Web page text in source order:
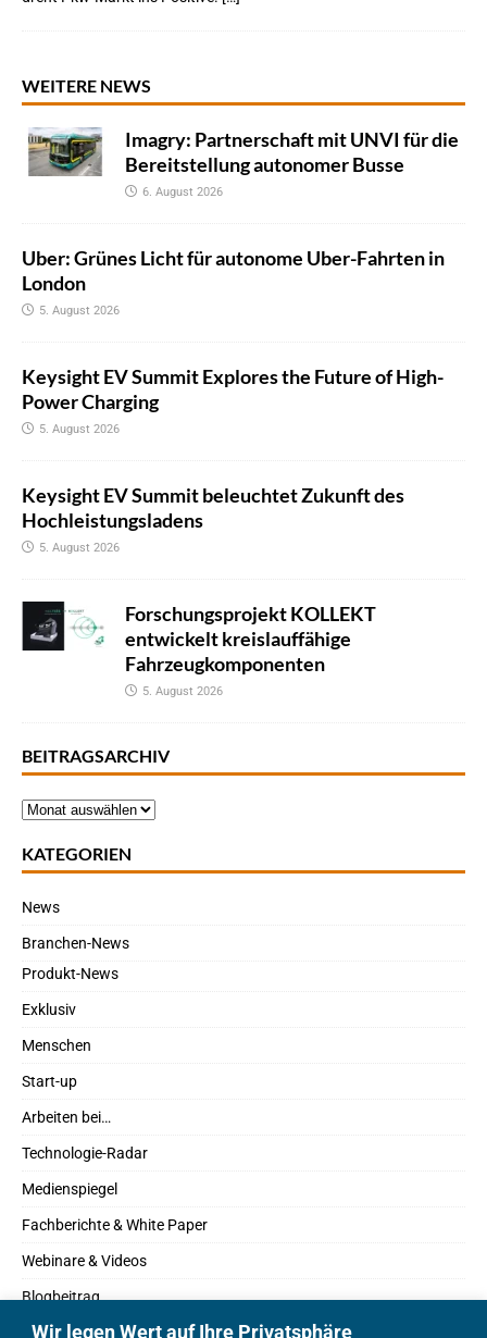
Wir legen Wert auf Ihre Privatsphäre
WEITERE NEWS
Imagry: Partnerschaft mit UNVI für die
Bereitstellung autonomer Busse
6. August 2026
Uber: Grünes Licht für autonome Uber-Fahrten in
London
5. August 2026
Keysight EV Summit Explores the Future of High-
Power Charging
5. August 2026
Keysight EV Summit beleuchtet Zukunft des
Hochleistungsladens
5. August 2026
Forschungsprojekt KOLLEKT
entwickelt kreislauffähige
Fahrzeugkomponenten
5. August 2026
BEITRAGSARCHIV
KATEGORIEN
News
Branchen-News
Produkt-News
Exklusiv
Menschen
Start-up
Arbeiten bei…
Technologie-Radar
Medienspiegel
Fachberichte & White Paper
Webinare & Videos
Blogbeitrag
Fachbücher